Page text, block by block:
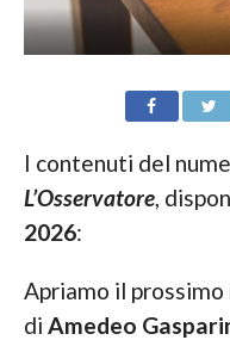
I contenuti del
L’Osservatore,
2026:
Apriamo il
di Amedeo